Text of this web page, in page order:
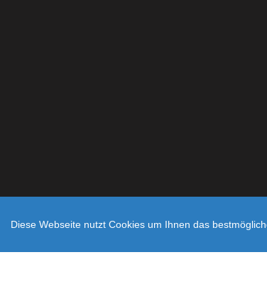
Diese Webseite nutzt Cookies um Ihnen das